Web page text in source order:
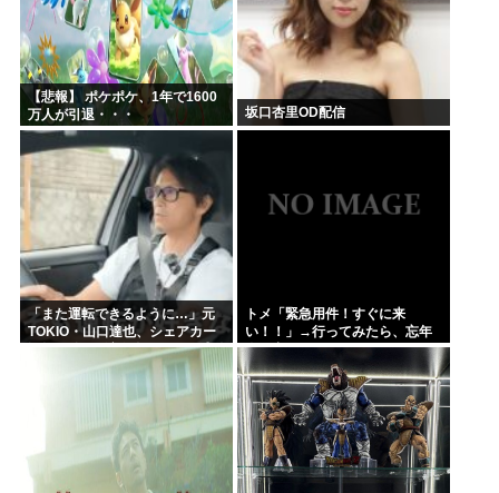
【悲報】 ポケポケ、1年で1600
万人が引退・・・
坂口杏里OD配信
「また運転できるように…」元
TOKIO・山口達也、シェアカー
運転&ギター演奏姿にファン感動
トメ「緊急用件！すぐに来
い！！」→行ってみたら、忘年
会に出るからコウトらにメシを
作れと。言いたい事言って帰ろ
うとしたら、コウトらが必タヒ
に...